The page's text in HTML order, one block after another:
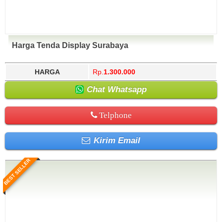
Harga Tenda Display Surabaya
HARGA Rp. 1.300.000
Chat Whatsapp
Telphone
Kirim Email
BEST SELLER